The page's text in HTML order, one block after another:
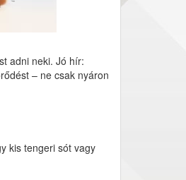
adni neki. Jó hír:
– ne csak nyáron
kis tengeri sót vagy